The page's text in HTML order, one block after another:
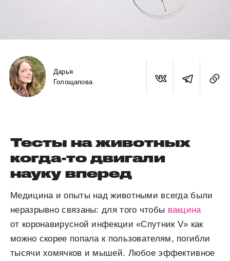
Дарья
Голощапова
Тесты на животных
когда-то двигали
науку вперед
Медицина и опыты над животными всегда были
неразрывно связаны: для того чтобы вакцина
от коронавирусной инфекции «Спутник V» как
можно скорее попала к пользователям, погибли
тысячи хомячков и мышей. Любое эффективное